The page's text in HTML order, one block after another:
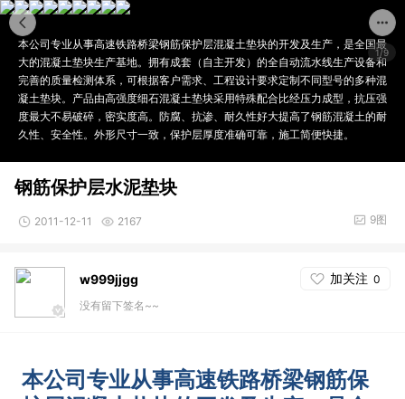
1/9
本公司专业从事高速铁路桥梁钢筋保护层混凝土垫块的开发及生产，是全国最
大的混凝土垫块生产基地。拥有成套（自主开发）的全自动流水线生产设备和
完善的质量检测体系，可根据客户需求、工程设计要求定制不同型号的多种混
凝土垫块。产品由高强度细石混凝土垫块采用特殊配合比经压力成型，抗压强
度最大不易破碎，密实度高。防腐、抗渗、耐久性好大提高了钢筋混凝土的耐
久性、安全性。外形尺寸一致，保护层厚度准确可靠，施工简便快捷。
钢筋保护层水泥垫块
2011-12-11 2167 9图
w999jjgg 加关注 0
没有留下签名~~
本公司专业从事高速铁路桥梁钢筋保